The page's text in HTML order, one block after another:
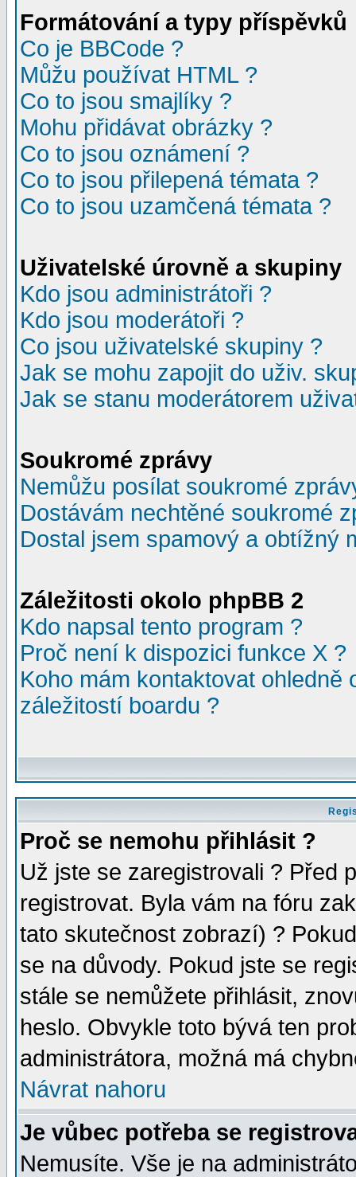
Formátování a typy příspěvků
Co je BBCode ?
Můžu používat HTML ?
Co to jsou smajlíky ?
Mohu přidávat obrázky ?
Co to jsou oznámení ?
Co to jsou přilepená témata ?
Co to jsou uzamčená témata ?
Uživatelské úrovně a skupiny
Kdo jsou administrátoři ?
Kdo jsou moderátoři ?
Co jsou uživatelské skupiny ?
Jak se mohu zapojit do uživ.
Jak se stanu moderátorem
Soukromé zprávy
Nemůžu posílat soukromé
Dostávám nechtěné soukromé
Dostal jsem spamový a obtížný
Záležitosti okolo phpBB 2
Kdo napsal tento program ?
Proč není k dispozici funkce X ?
Koho mám kontaktovat
záležitostí boardu ?
Proč se nemohu přihlásit ?
Už jste se zaregistrovali ? Před
registrovat. Byla vám na fóru
tato skutečnost zobrazí) ?
se na důvody. Pokud jste se
stále se nemůžete přihlásit,
heslo. Obvykle toto bývá ten
administrátora, možná má
Návrat nahoru
Je vůbec potřeba se
Nemusíte. Vše je na